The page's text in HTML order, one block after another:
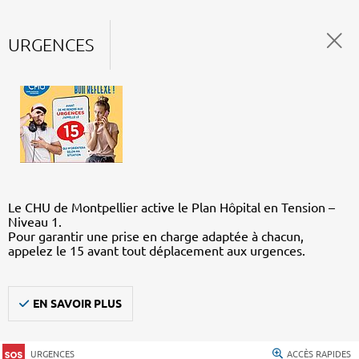
URGENCES
Le CHU de Montpellier active le Plan Hôpital en Tension –
Niveau 1.
Pour garantir une prise en charge adaptée à chacun,
appelez le 15 avant tout déplacement aux urgences.
EN SAVOIR PLUS
URGENCES ACCÈS RAPIDES